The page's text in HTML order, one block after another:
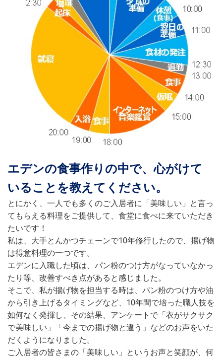
エデンの食事作りの中で、心がけて
いることを教えてください。
とにかく、一人でも多くのご入居者に「美味しい」と言っ
てもらえる料理をご提供して、食堂に食べに来ていただき
たいです！
私は、大手とんかつチェーンで10年修行したので、揚げ物
は得意料理の一つです。
エデンに入職した頃は、パン粉のつけ方がなっていなかっ
たり等、改善すべき点があると感じました。
そこで、私が揚げ物を担当する時は、パン粉のつけ方や油
から引き上げるタイミングなど、10年間で培った職人技を
如何なく発揮し、その結果、アンケートで「衣がサクサク
で美味しい」「今までの揚げ物と違う」などのお声をいた
だくようになりました。
ご入居者の皆さまの「美味しい」というお声と笑顔が、何